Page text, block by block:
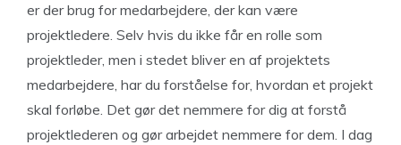
er der brug for medarbejdere, der kan være
projektledere. Selv hvis du ikke får en rolle som
projektleder, men i stedet bliver en af projektets
medarbejdere, har du forståelse for, hvordan et projekt
skal forløbe. Det gør det nemmere for dig at forstå
projektlederen og gør arbejdet nemmere for dem. I dag